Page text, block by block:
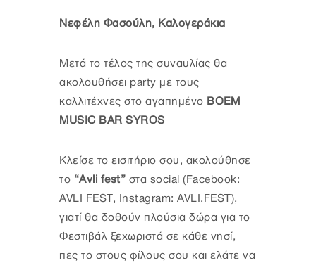
Νεφέλη Φασούλη, Καλογεράκια
Μετά το τέλος της συναυλίας θα
ακολουθήσει party με τους
καλλιτέχνες στο αγαπημένο BOEM
MUSIC BAR SYROS
Κλείσε το εισιτήριο σου, ακολούθησε
το “Avli fest” στα social (Facebook:
AVLI FEST, Instagram: AVLI.FEST),
γιατί θα δοθούν πλούσια δώρα για το
Φεστιβάλ ξεχωριστά σε κάθε νησί,
πες το στους φίλους σου και ελάτε να